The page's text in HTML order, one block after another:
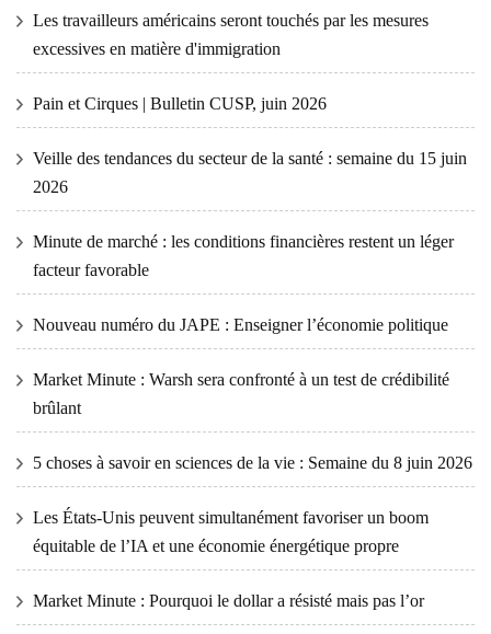
Les travailleurs américains seront touchés par les mesures
excessives en matière d'immigration
Pain et Cirques | Bulletin CUSP, juin 2026
Veille des tendances du secteur de la santé : semaine du 15 juin
2026
Minute de marché : les conditions financières restent un léger
facteur favorable
Nouveau numéro du JAPE : Enseigner l’économie politique
Market Minute : Warsh sera confronté à un test de crédibilité
brûlant
5 choses à savoir en sciences de la vie : Semaine du 8 juin 2026
Les États-Unis peuvent simultanément favoriser un boom
équitable de l’IA et une économie énergétique propre
Market Minute : Pourquoi le dollar a résisté mais pas l’or